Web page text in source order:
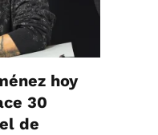
hoy
30
de